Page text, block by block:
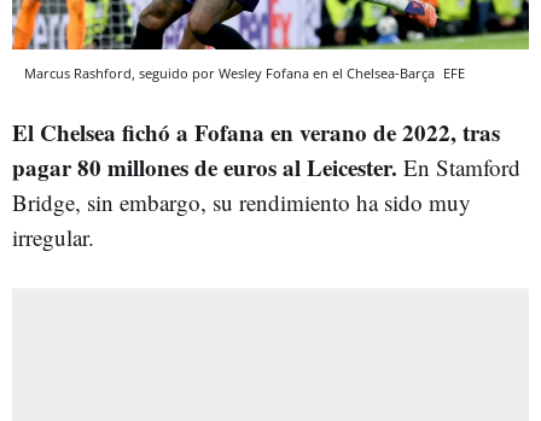
Marcus Rashford, seguido por Wesley Fofana en el Chelsea-Barça EFE
El Chelsea fichó a Fofana en verano de 2022, tras
pagar 80 millones de euros al Leicester. En Stamford
Bridge, sin embargo, su rendimiento ha sido muy
irregular.